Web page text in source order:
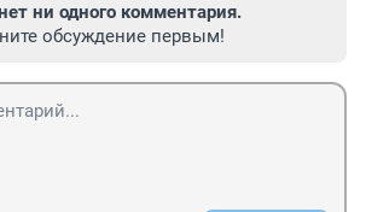
ни одного комментария.
обсуждение первым!